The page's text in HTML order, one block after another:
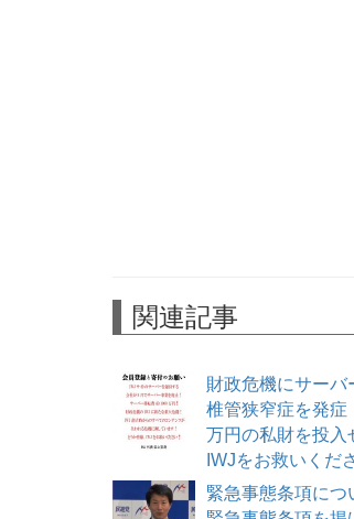
関連記事
財政危機にサー
椎管狭窄症を発症
万円の私財を投入
IWJをお救いくだ
緊急事態条項に